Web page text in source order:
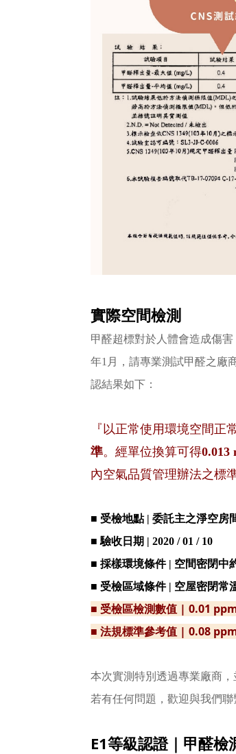
實際空間檢測
甲醛超標對於人體會造成傷
年1月，請專業測試甲醛之廠
認結果如下：
『以正常使用環境空間正
準。經單位換算可得0.013
內空氣品質管理辦法之標
■ 受檢地點 | 委託主之淨空房
■ 驗收日期 | 2020 / 01 / 10
■ 採樣環境條件 | 空間密閉中
■ 受檢區域條件 | 空屋密閉常
■ 受檢區檢測數值 | 0.01
■ 法規標準參考值 | 0.08
本次實測特別透過專業廠商
若有任何問題，歡迎與我們聯
E1等級認證｜甲醛